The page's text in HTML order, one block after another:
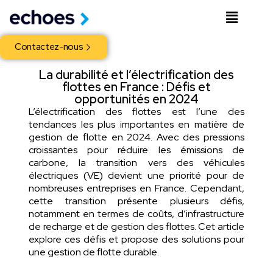
Contactez-nous
La durabilité et l’électrification des
flottes en France : Défis et
opportunités en 2024
L’électrification des flottes est l’une des
tendances les plus importantes en matière de
gestion de flotte en 2024. Avec des pressions
croissantes pour réduire les émissions de
carbone, la transition vers des véhicules
électriques (VE) devient une priorité pour de
nombreuses entreprises en France. Cependant,
cette transition présente plusieurs défis,
notamment en termes de coûts, d’infrastructure
de recharge et de gestion des flottes. Cet article
explore ces défis et propose des solutions pour
une gestion de flotte durable.